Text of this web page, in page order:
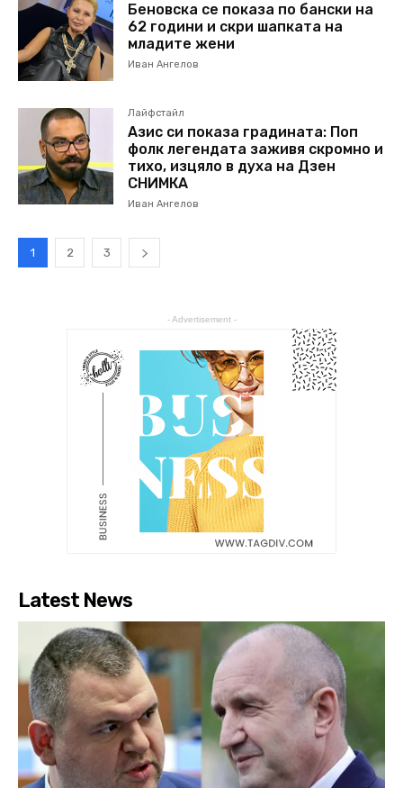
Беновска се показа по бански на
62 години и скри шапката на
младите жени
Иван Ангелов
Лайфстайл
Азис си показа градината: Поп
фолк легендата заживя скромно и
тихо, изцяло в духа на Дзен
СНИМКА
Иван Ангелов
1 2 3
- Advertisement -
Latest News